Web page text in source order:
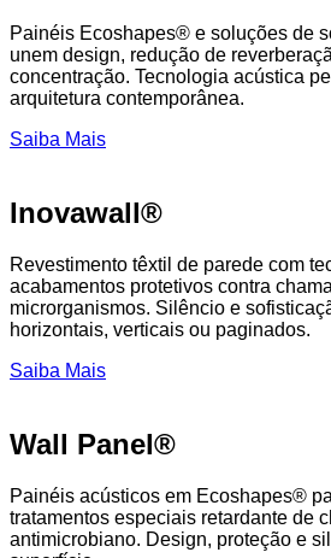
Painéis Ecoshapes® e soluções de
unem design, redução de
concentração. Tecnologia acústica
arquitetura contemporânea.
Saiba Mais
Inovawall®
Revestimento têxtil de parede com
acabamentos protetivos contra
microrganismos. Silêncio e
horizontais, verticais ou paginados.
Saiba Mais
Wall Panel®
Painéis acústicos em Ecoshapes®
tratamentos especiais retardante de
antimicrobiano. Design, proteção e